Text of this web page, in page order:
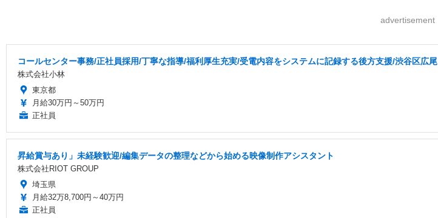
advertisement
コールセンター事務/正社員採用/丁寧な指導/福利厚生充実/受電内容をシステムに記録する後方支援/渋谷区広尾
株式会社小林
東京都
月給30万円～50万円
正社員
昇給賞与あり」未経験歓迎/編集データの整理などから始める映像制作アシスタント
株式会社RIOT GROUP
埼玉県
月給32万8,700円～40万円
正社員